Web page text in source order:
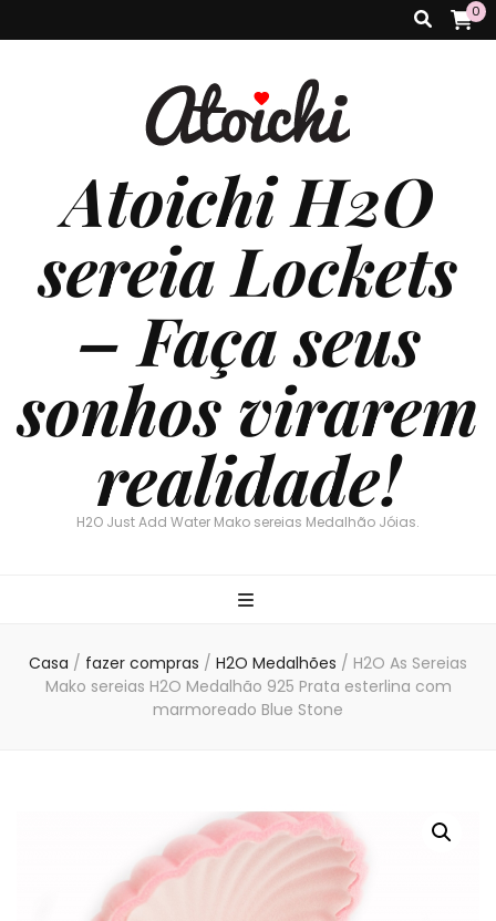
0
Atoichi H2O
sereia Lockets
– Faça seus
sonhos virarem
realidade!
H2O Just Add Water Mako sereias Medalhão Jóias.
Casa / fazer compras / H2O Medalhões / H2O As Sereias
Mako sereias H2O Medalhão 925 Prata esterlina com
marmoreado Blue Stone